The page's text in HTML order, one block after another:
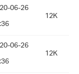
06-26
12K
06-26
12K